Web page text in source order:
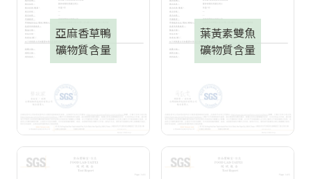
亞麻香草鴨
礦物質含量
葉黃素雙魚
礦物質含量